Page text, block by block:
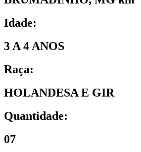
Idade:
3 A 4 ANOS
Raça:
HOLANDESA E GIR
Quantidade:
07